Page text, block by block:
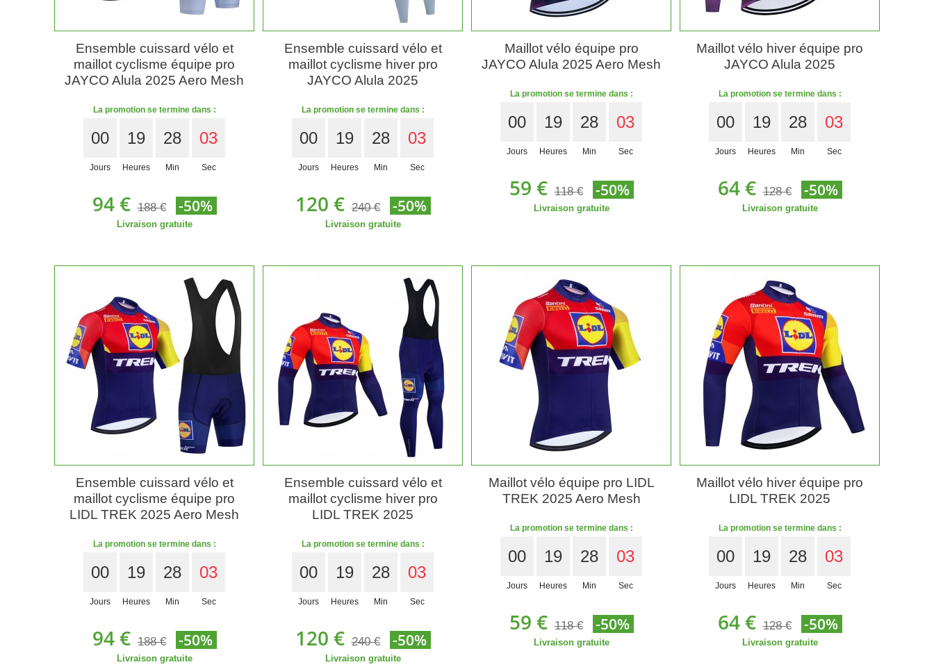
Ensemble cuissard vélo et
maillot cyclisme équipe pro
JAYCO Alula 2025 Aero Mesh
La promotion se termine dans :
00
Jours
19
Heures
28
Min
01
Sec
94 € 188 € -50%
Livraison gratuite
Ensemble cuissard vélo et
maillot cyclisme hiver pro
JAYCO Alula 2025
La promotion se termine dans :
00
Jours
19
Heures
28
Min
01
Sec
120 € 240 € -50%
Livraison gratuite
Maillot vélo équipe pro
JAYCO Alula 2025 Aero Mesh
La promotion se termine dans :
00
Jours
19
Heures
28
Min
01
Sec
59 € 118 € -50%
Livraison gratuite
Maillot vélo hiver équipe pro
JAYCO Alula 2025
La promotion se termine dans :
00
Jours
19
Heures
28
Min
01
Sec
64 € 128 € -50%
Livraison gratuite
Ensemble cuissard vélo et
maillot cyclisme équipe pro
LIDL TREK 2025 Aero Mesh
La promotion se termine dans :
00
Jours
19
Heures
28
Min
01
Sec
94 € 188 € -50%
Livraison gratuite
Ensemble cuissard vélo et
maillot cyclisme hiver pro
LIDL TREK 2025
La promotion se termine dans :
00
Jours
19
Heures
28
Min
01
Sec
120 € 240 € -50%
Livraison gratuite
Maillot vélo équipe pro LIDL
TREK 2025 Aero Mesh
La promotion se termine dans :
00
Jours
19
Heures
28
Min
01
Sec
59 € 118 € -50%
Livraison gratuite
Maillot vélo hiver équipe pro
LIDL TREK 2025
La promotion se termine dans :
00
Jours
19
Heures
28
Min
01
Sec
64 € 128 € -50%
Livraison gratuite